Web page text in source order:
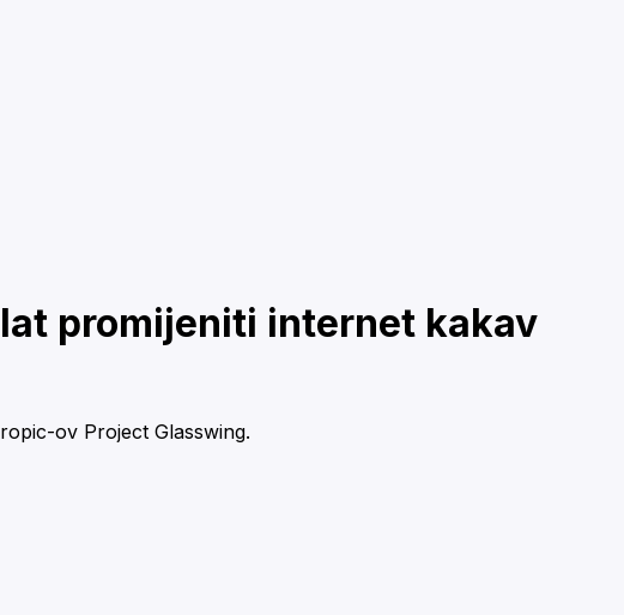
promijeniti internet kakav
ov Project Glasswing.